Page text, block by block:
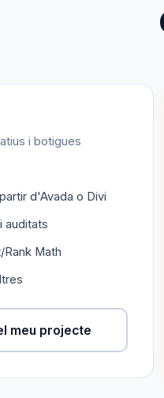
i botigues
d'Avada o Divi
auditats
Rank Math
meu projecte